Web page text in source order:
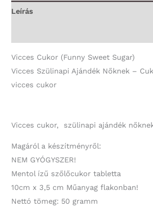
Leírás
Vicces Cukor (Funny Sweet Sugar)
Vicces Szülinapi Ajándék Nőknek –
vicces cukor
Vicces cukor, szülinapi ajándék
Magáról a készítményről:
NEM GYÓGYSZER!
Mentol ízű szőlőcukor tabletta
10cm x 3,5 cm Műanyag flakonban!
Nettó tömeg: 50 gramm